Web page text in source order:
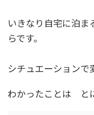
いきなり自宅に泊
らです。
シチュエーションで
わかったことは と